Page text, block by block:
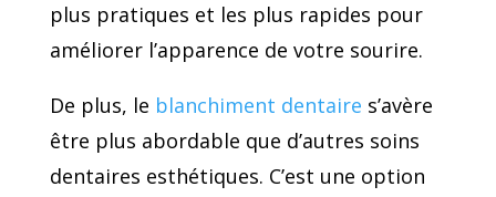
plus pratiques et les plus rapides pour
améliorer l’apparence de votre sourire.
De plus, le blanchiment dentaire s’avère
être plus abordable que d’autres soins
dentaires esthétiques. C’est une option